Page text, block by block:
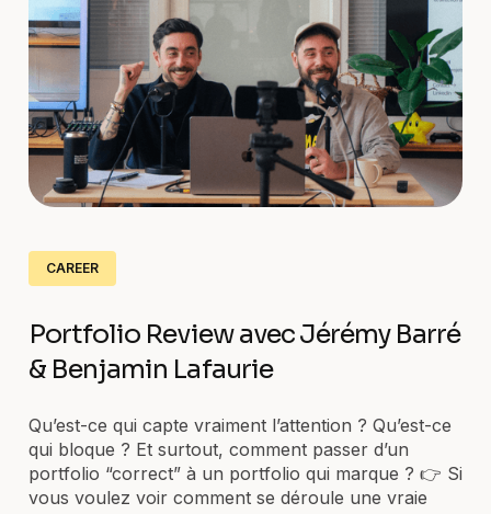
CAREER
Portfolio Review avec Jérémy Barré
& Benjamin Lafaurie
Qu’est-ce qui capte vraiment l’attention ? Qu’est-ce
qui bloque ? Et surtout, comment passer d’un
portfolio “correct” à un portfolio qui marque ? 👉 Si
vous voulez voir comment se déroule une vraie